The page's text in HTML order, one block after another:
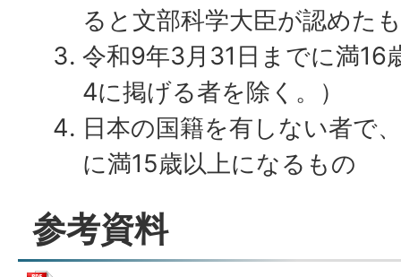
ると文部科学大臣が認めた
令和9年3月31日までに満16
4に掲げる者を除く。）
日本の国籍を有しない者で
に満15歳以上になるもの
参考資料